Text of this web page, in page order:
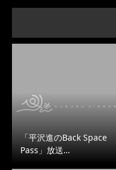
「平沢進のBack Space
Pass」放送…